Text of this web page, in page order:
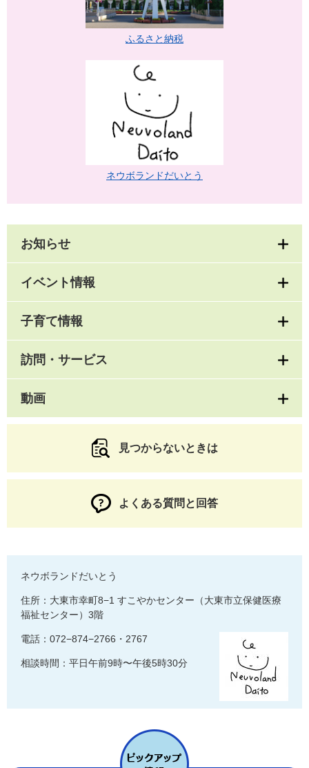
ふるさと納税
ネウボランドだいとう
お知らせ
イベント情報
子育て情報
訪問・サービス
動画
見つからないときは
よくある質問と回答
ネウボランドだいとう
住所：大東市幸町8−1 すこやかセンター（大東市立保健医療
福祉センター）3階
電話：072−874−2766・2767
相談時間：平日午前9時〜午後5時30分